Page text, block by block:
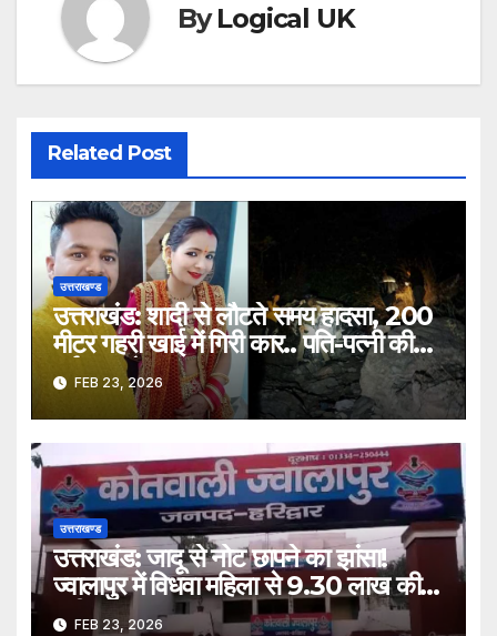
ByLogical UK
Related Post
उत्तराखण्ड
उत्तराखंड: शादी से लौटते समय हादसा, 200
मीटर गहरी खाई में गिरी कार.. पति-पत्नी की
दर्दनाक मौत
FEB 23, 2026
उत्तराखण्ड
उत्तराखंड: जादू से नोट छापने का झांसा!
ज्वालापुर में विधवा महिला से 9.30 लाख की
ठगी, तीन नामजद
FEB 23, 2026